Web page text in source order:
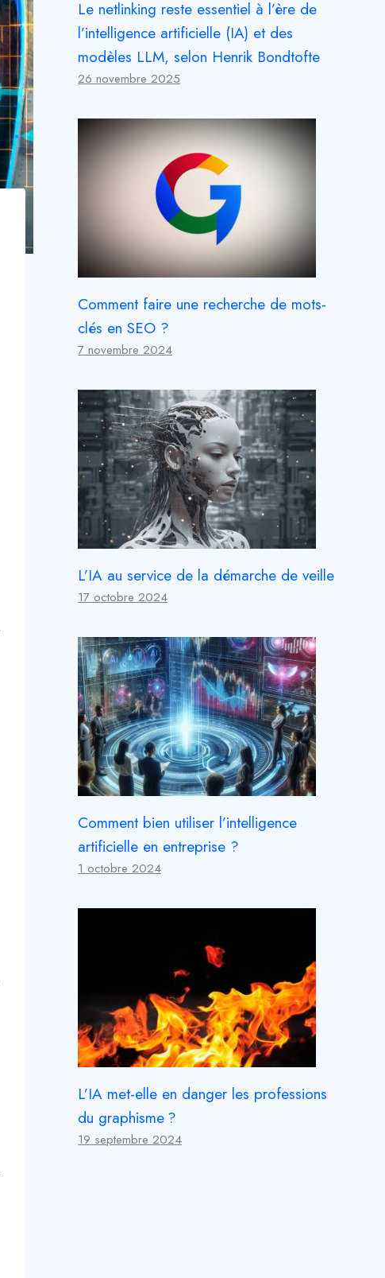
Le netlinking reste essentiel à l’ère de
l’intelligence artificielle (IA) et des
modèles LLM, selon Henrik Bondtofte
26 novembre 2025
Comment faire une recherche de mots-
clés en SEO ?
7 novembre 2024
L’IA au service de la démarche de veille
17 octobre 2024
Comment bien utiliser l’intelligence
artificielle en entreprise ?
1 octobre 2024
L’IA met-elle en danger les professions
du graphisme ?
19 septembre 2024